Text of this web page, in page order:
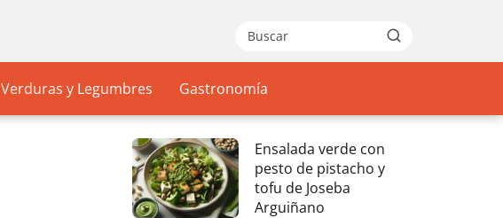
Verduras y Legumbres Gastronomía
Ensalada verde con
pesto de pistacho y
tofu de Joseba
Arguiñano